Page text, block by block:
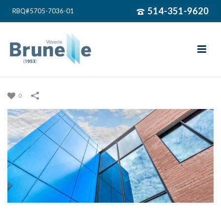
514-351-9620
RBQ#5705-7036-01
0